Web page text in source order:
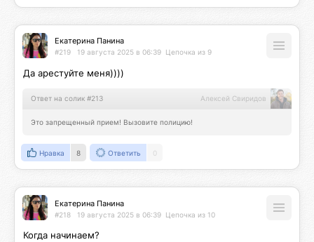
Екатерина Панина
#219 19 августа 2025 в 06:39 Цепочка из 9
Да арестуйте меня))))
Ответ на солик #213 Алексей Свиридов
Это запрещенный прием! Вызовите полицию!
Нравка 8 Ответить 0
Екатерина Панина
#218 19 августа 2025 в 06:39 Цепочка из 10
Когда начинаем?